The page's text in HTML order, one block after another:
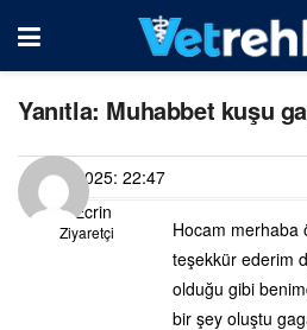
Yanıtla: Muhabbet kuşu
17/03/2025: 22:47
Elif Ecrin
Ziyaretçi
Hocam merhaba
teşekkür ederim
olduğu gibi
bir şey oluştu